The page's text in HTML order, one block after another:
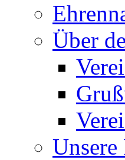
Über
Unsere